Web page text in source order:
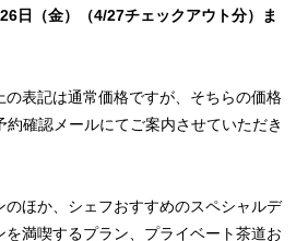
日（金）（4/27チェックアウト分）ま
表記は通常価格ですが、そちらの価格
確認メールにてご案内させていただき
ほか、シェフおすすめのスペシャルデ
を満喫するプラン、プライベート茶道お